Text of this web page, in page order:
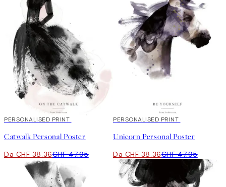
20%*
PERSONALISED PRINT
Catwalk Personal Poster
Da CHF 38.36CHF 47.95
20%*
PERSONALISED PRINT
Unicorn Personal Poster
Da CHF 38.36CHF 47.95